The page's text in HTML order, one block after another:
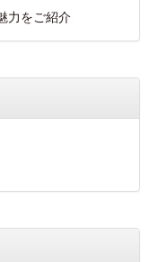
力をご紹介